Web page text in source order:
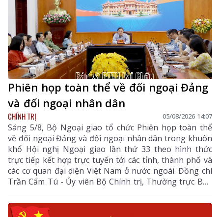
Phiên họp toàn thể về đối ngoại Đảng
và đối ngoại nhân dân
CHÍNH TRỊ 05/08/2026 14:07
Sáng 5/8, Bộ Ngoại giao tổ chức Phiên họp toàn thể
về đối ngoại Đảng và đối ngoại nhân dân trong khuôn
khổ Hội nghị Ngoại giao lần thứ 33 theo hình thức
trực tiếp kết hợp trực tuyến tới các tỉnh, thành phố và
các cơ quan đại diện Việt Nam ở nước ngoài. Đồng chí
Trần Cẩm Tú - Ủy viên Bộ Chính trị, Thường trực Ban
Bí thư dự và chỉ đạo Phiên họp. Dự còn có đồng chí Lê
Hoài Trung - Ủy viên Bộ Chính trị, Bí thư Đảng ủy, Bộ
trưởng Bộ Ngoại giao; lãnh đạo các ban, bộ, ngành